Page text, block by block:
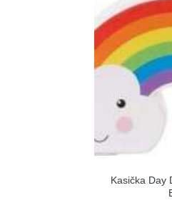
Kasička Day